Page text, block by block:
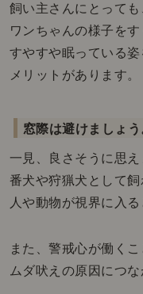
飼い主さんにとっても
ワンちゃんの様子をす
すやすや眠っている姿
メリットがあります。
窓際は避けましょう
一見、良さそうに思え
番犬や狩猟犬として飼
人や動物が視界に入
また、警戒心が働くこ
ムダ吠えの原因につな